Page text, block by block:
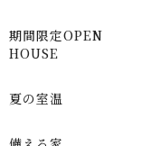
期間限定OPEN
HOUSE
夏の室温